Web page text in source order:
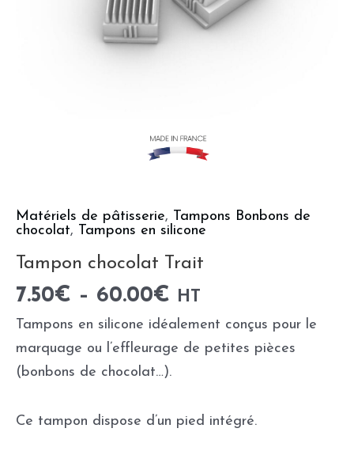
Matériels de pâtisserie, Tampons Bonbons de
chocolat, Tampons en silicone
Tampon chocolat Trait
7.50€ – 60.00€ HT
Tampons en silicone idéalement conçus pour le
marquage ou l’effleurage de petites pièces
(bonbons de chocolat…).
Ce tampon dispose d’un pied intégré.